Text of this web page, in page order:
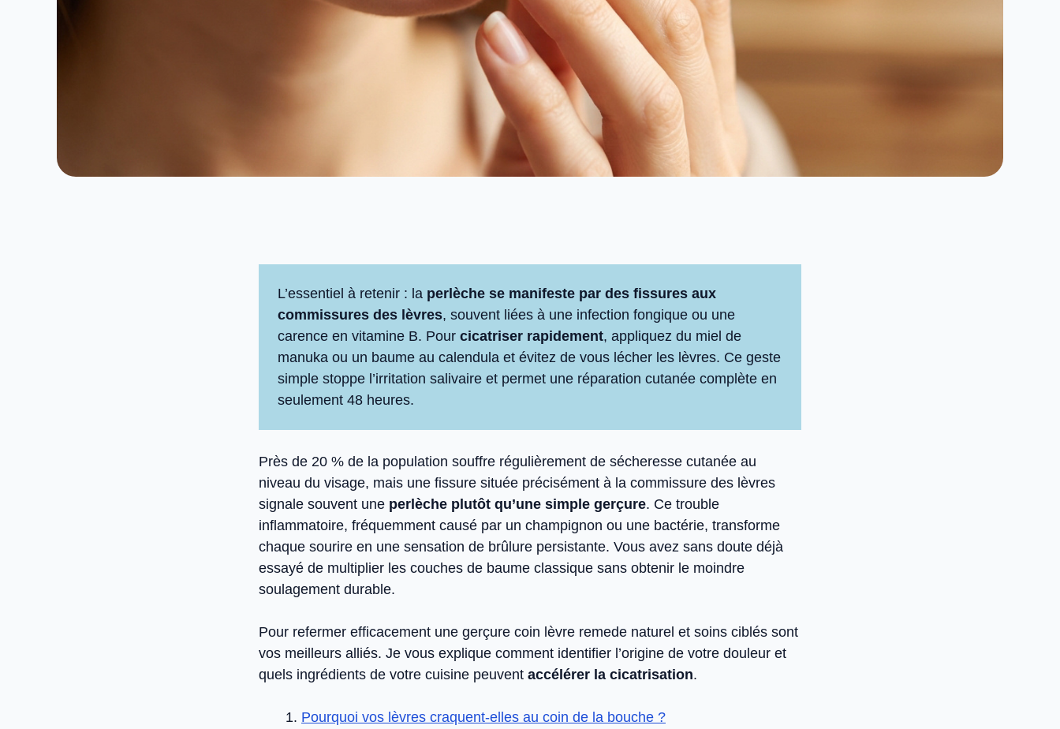
L’essentiel à retenir : la perlèche se manifeste par des fissures aux
commissures des lèvres, souvent liées à une infection fongique ou une
carence en vitamine B. Pour cicatriser rapidement, appliquez du miel de
manuka ou un baume au calendula et évitez de vous lécher les lèvres. Ce geste
simple stoppe l’irritation salivaire et permet une réparation cutanée complète en
seulement 48 heures.
Près de 20 % de la population souffre régulièrement de sécheresse cutanée au
niveau du visage, mais une fissure située précisément à la commissure des lèvres
signale souvent une perlèche plutôt qu’une simple gerçure. Ce trouble
inflammatoire, fréquemment causé par un champignon ou une bactérie, transforme
chaque sourire en une sensation de brûlure persistante. Vous avez sans doute déjà
essayé de multiplier les couches de baume classique sans obtenir le moindre
soulagement durable.
Pour refermer efficacement une gerçure coin lèvre remede naturel et soins ciblés sont
vos meilleurs alliés. Je vous explique comment identifier l’origine de votre douleur et
quels ingrédients de votre cuisine peuvent accélérer la cicatrisation.
Pourquoi vos lèvres craquent-elles au coin de la bouche ?